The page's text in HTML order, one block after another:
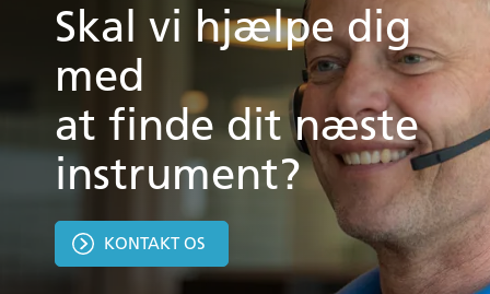
Skal vi hjælpe dig
med
at finde dit næste
instrument?
KONTAKT OS